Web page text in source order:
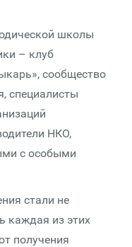
школы
– клуб
сообщество
специалисты
НКО,
с особыми
стали не
каждая из этих
получения